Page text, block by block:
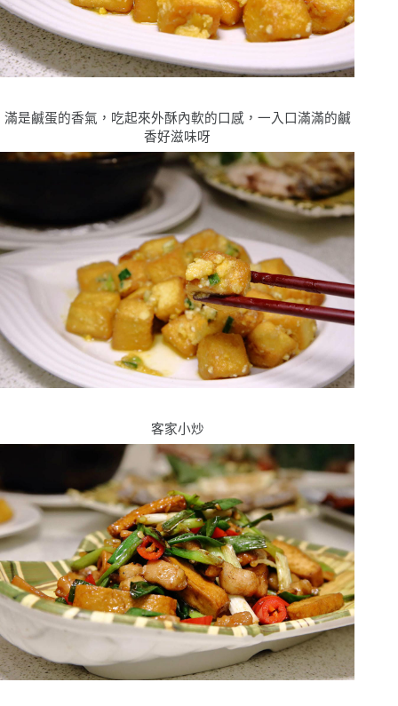
滿是鹹蛋的香氣，吃起來外酥內軟的口感，一入口滿滿的鹹
香好滋味呀
客家小炒